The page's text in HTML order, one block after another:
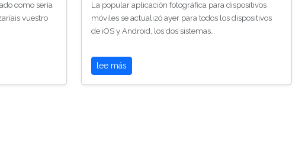
como sería
vuestro
La popular aplicación fotográfica para dispositivos
móviles se actualizó ayer para todos los dispositivos
de iOS y Android, los dos sistemas…
lee más